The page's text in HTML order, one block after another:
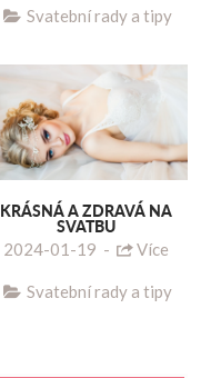
Svatební rady a tipy
KRÁSNÁ A ZDRAVÁ NA
SVATBU
2024-01-19 - Více
Svatební rady a tipy